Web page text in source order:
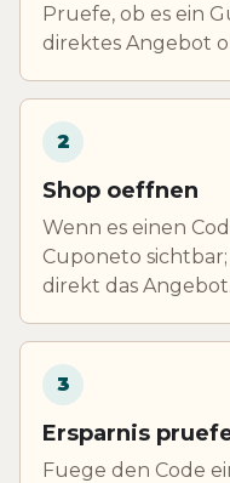
Pruefe, ob es ein
direktes Angebot
2
Shop oeffnen
Wenn es einen
Cuponeto
direkt das Angebot.
3
Ersparnis
Fuege den Code